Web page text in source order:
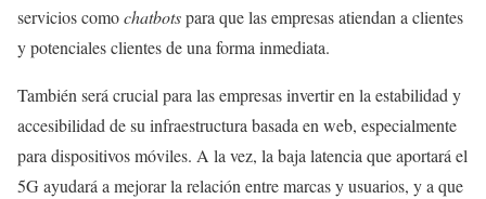
servicios comochatbotspara que las empresas atiendan a clientes
y potenciales clientes de una forma inmediata.
También será crucial para las empresas invertir en la estabilidad y
accesibilidad de su infraestructura basada en web, especialmente
para dispositivos móviles. A la vez, la baja latencia que aportará el
5G ayudará a mejorar la relación entre marcas y usuarios, y a que